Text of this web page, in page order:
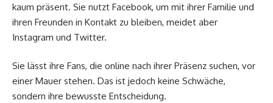
kaum präsent. Sie nutzt Facebook, um mit ihrer Familie und
ihren Freunden in Kontakt zu bleiben, meidet aber
Instagram und Twitter.
Sie lässt ihre Fans, die online nach ihrer Präsenz suchen, vor
einer Mauer stehen. Das ist jedoch keine Schwäche,
sondern ihre bewusste Entscheidung.